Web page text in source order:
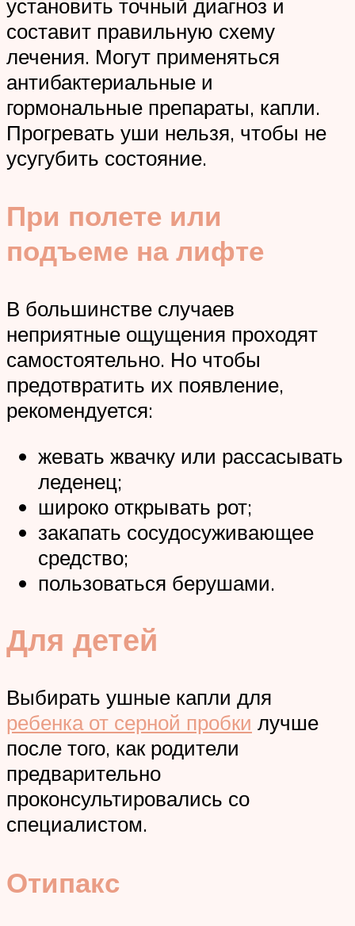
установить точный диагноз и
составит правильную схему
лечения. Могут применяться
антибактериальные и
гормональные препараты, капли.
Прогревать уши нельзя, чтобы не
усугубить состояние.
При полете или
подъеме на лифте
В большинстве случаев
неприятные ощущения проходят
самостоятельно. Но чтобы
предотвратить их появление,
рекомендуется:
жевать жвачку или рассасывать
леденец;
широко открывать рот;
закапать сосудосуживающее
средство;
пользоваться берушами.
Для детей
Выбирать ушные капли для
ребенка от серной пробки лучше
после того, как родители
предварительно
проконсультировались со
специалистом.
Отипакс